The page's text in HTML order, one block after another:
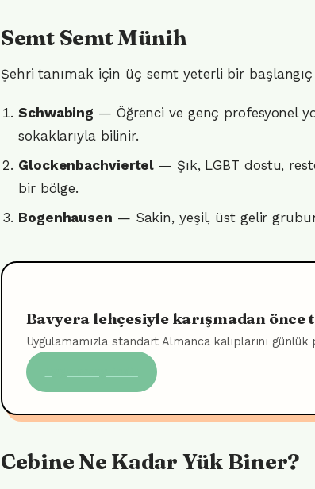
Semt Semt Münih
Şehri tanımak için üç semt yeterli bir
Schwabing — Öğrenci ve genç profesyonel
sokaklarıyla bilinir.
Glockenbachviertel — Şık, LGBT dostu,
bir bölge.
Bogenhausen — Sakin, yeşil, üst gelir
Bavyera lehçesiyle karışmadan önce
Uygulamamızla standart Almanca kalıplarını
Cebine Ne Kadar Yük Biner?